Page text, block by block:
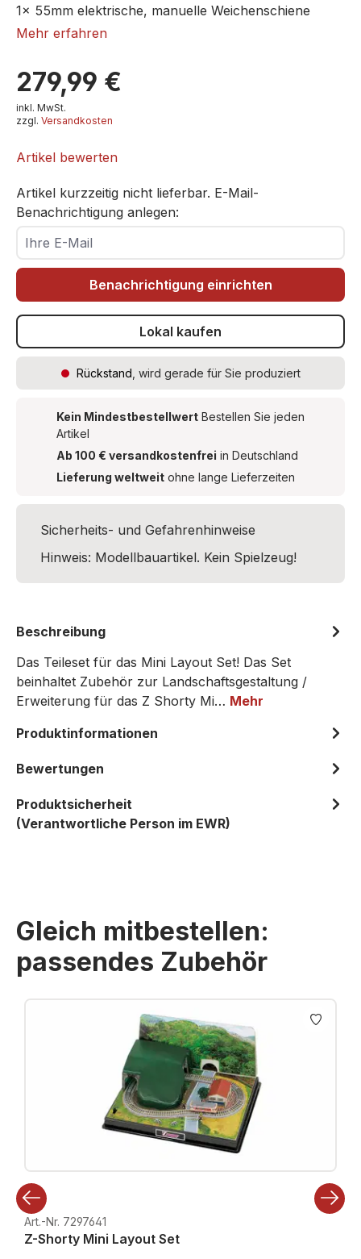
1x 55mm elektrische, manuelle Weichenschiene
1x 55mm geschnittene Schiene
1x 55mm Endschiene
4x Schrauben für Weichenschiene
1x Zweistöckiges Haus C
1x Hütte
2x Figuren (Form und Farbe unterschiedlich)
5x Gräser
2x Schotter
2x Laub (Grün, Hellgrün)
4x Bahnübergang (Jap. Typ)
8x Geländer (4x kurz / 4x lang)
2x Zaun
ROKUHAN SS002-3
Mehr erfahren
279,99 €
inkl. MwSt.
zzgl. Versandkosten
Artikel bewerten
Artikel kurzzeitig nicht lieferbar. E-Mail-
Benachrichtigung anlegen:
Ihre E-Mail
Benachrichtigung einrichten
Lokal kaufen
Rückstand , wird gerade für Sie produziert
Kein Mindestbestellwert Bestellen Sie jeden
Artikel
Ab 100 € versandkostenfrei in Deutschland
Lieferung weltweit ohne lange Lieferzeiten
Sicherheits- und Gefahrenhinweise
Hinweis: Modellbauartikel. Kein Spielzeug!
Beschreibung
Das Teileset für das Mini Layout Set! Das Set
beinhaltet Zubehör zur Landschaftsgestaltung /
Erweiterung für das Z Shorty Mi… Mehr
Produktinformationen
Bewertungen
Produktsicherheit
(Verantwortliche Person im EWR)
Gleich mitbestellen:
passendes Zubehör
Produktgalerie überspringen
Art.-Nr. 7297641
Z-Shorty Mini Layout Set